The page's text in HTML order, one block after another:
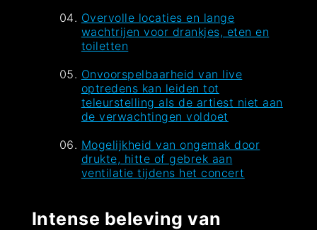
Overvolle locaties en lange
wachtrijen voor drankjes, eten en
toiletten
Onvoorspelbaarheid van live
optredens kan leiden tot
teleurstelling als de artiest niet aan
de verwachtingen voldoet
Mogelijkheid van ongemak door
drukte, hitte of gebrek aan
ventilatie tijdens het concert
Intense beleving van